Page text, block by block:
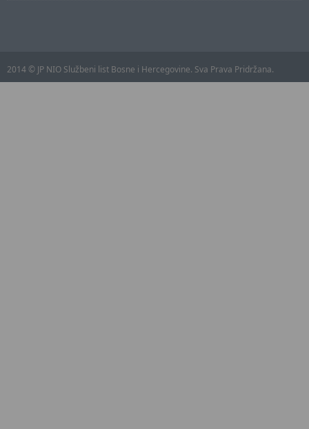
2014 © JP NIO Službeni list Bosne i Hercegovine. Sva Prava Pridržana.